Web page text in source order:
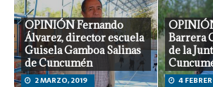
OPINIÓN Fernando
Álvarez, director escuela
Guisela Gamboa Salinas
de Cuncumén
2 MARZO, 2019
Barrera
de la
4